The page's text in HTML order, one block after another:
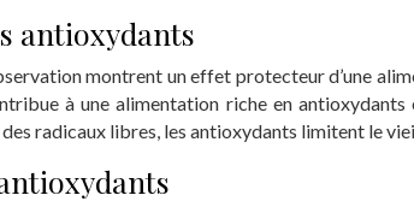
antioxydants
montrent un effet protecteur d’une
à une alimentation riche en
radicaux libres, les antioxydants limitent le